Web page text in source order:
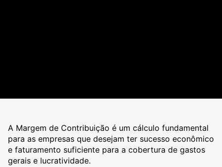
A Margem de Contribuição é um cálculo fundamental
para as empresas que desejam ter sucesso econômico
e faturamento suficiente para a cobertura de gastos
gerais e lucratividade.